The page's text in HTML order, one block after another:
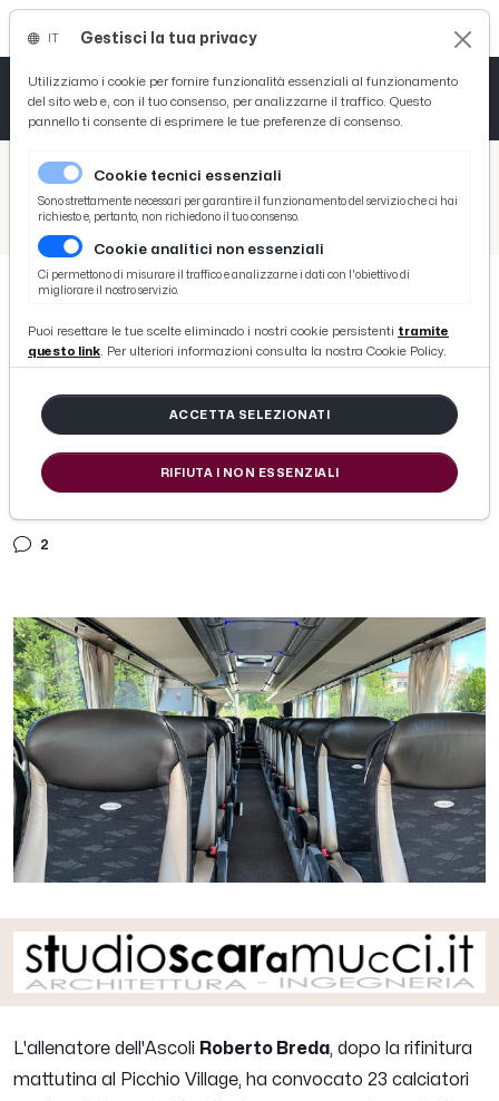
/ Picenotime
/ Ascoli Time
Ascoli Calcio, 23 i convocati di Breda per il match con la Reggina. Tre gli indisponibili
Ascoli Calcio, 23 i convocati di
Breda per il match con la Reggina.
Tre gli indisponibili
di Redazione Picenotime
2
L'allenatore dell'Ascoli Roberto Breda, dopo la rifinitura
mattutina al Picchio Village, ha convocato 23 calciatori
Gestisci la tua privacy
Utilizziamo i cookie per fornire funzionalità essenziali al funzionamento
del sito web e, con il tuo consenso, per analizzarne il traffico. Questo
pannello ti consente di esprimere le tue preferenze di consenso.
Cookie tecnici essenziali
Sono strettamente necessari per garantire il funzionamento del servizio che ci hai
richiesto e, pertanto, non richiedono il tuo consenso.
Cookie analitici non essenziali
Ci permettono di misurare il traffico e analizzarne i dati con l'obiettivo di
migliorare il nostro servizio.
Puoi resettare le tue scelte eliminado i nostri cookie persistenti tramite
questo link. Per ulteriori informazioni consulta la nostra Cookie Policy.
ACCETTA SELEZIONATI
RIFIUTA I NON ESSENZIALI
Tutto News
Tutto Sport
Basket
Ciclismo
Tutto Curiosità